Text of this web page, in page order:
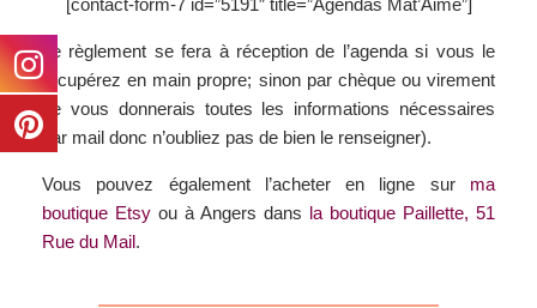
Le règlement se fera à réception de l’agenda si vous le
récupérez en main propre; sinon par chèque ou virement
(je vous donnerais toutes les informations nécessaires
par mail donc n’oubliez pas de bien le renseigner).
Vous pouvez également l’acheter en ligne sur ma
boutique Etsy ou à Angers dans la boutique Paillette, 51
Rue du Mail.